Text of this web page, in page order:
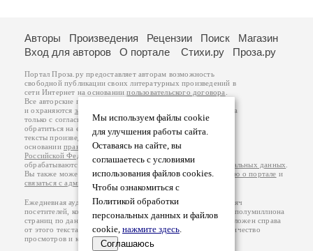
Мы используем файлы cookie
для улучшения работы сайта.
Оставаясь на сайте, вы
соглашаетесь с условиями
использования файлов cookies.
Чтобы ознакомиться с
Политикой обработки
персональных данных и файлов
cookie, нажмите здесь.
Соглашаюсь
Авторы Произведения Рецензии Поиск
Магазин
Вход для авторов
О портале Стихи.ру Проза.ру
Портал Проза.ру предоставляет авторам возможность
свободной публикации своих литературных произведений в
сети Интернет на основаниипользовательского договора
Все авторские права на произведения принадлежат авторам
и охраняются законом
. Перепечатка произведений возможна
только с согласия его автора, к которому вы можете
обратиться на его авторской странице. Ответственность за
тексты произведений авторы несут самостоятельно на
основанииправил публикацииизаконодательства
Российской Федерации
обрабатываются на основанииПолитики обработки персональных данных
Вы также можете посмотреть более подробнуюинформацию о портале и
связаться с администрацией
Ежедневная аудитория портала Проза.ру – порядка 100 тысяч
посетителей, которые в общей сумме просматривают более полумиллиона
страниц по данным счетчика посещаемости, который расположен справа
от этого текста. В каждой графе указано по две цифры: количество
просмотров и количество посетителей.